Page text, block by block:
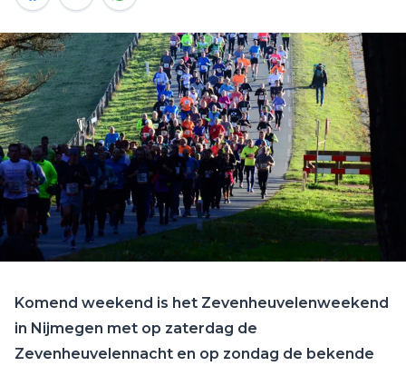
Komend weekend is het Zevenheuvelenweekend
in Nijmegen met op zaterdag de
Zevenheuvelennacht en op zondag de bekende